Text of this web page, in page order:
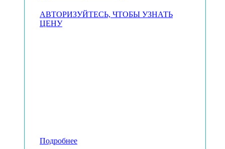
АВТОРИЗУЙТЕСЬ, ЧТОБЫ УЗНАТЬ
ЦЕНУ
Подробнее